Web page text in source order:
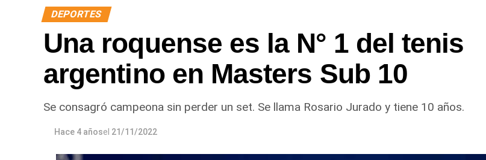
DEPORTES
Una roquense es la N° 1 del tenis
argentino en Masters Sub 10
Se consagró campeona sin perder un set. Se llama Rosario Jurado y tiene 10 años.
Hace 4 añosel 21/11/2022